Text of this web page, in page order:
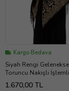
Kargo Bedava
Siyah Rengi
Toruncu Nakışlı
180*180 S300014
1.670,00 TL